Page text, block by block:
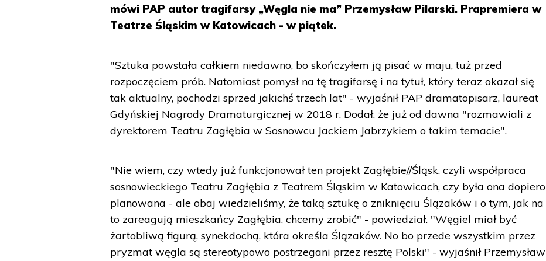
mówi PAP autor tragifarsy „Węgla nie ma” Przemysław Pilarski. Prapremiera w
Teatrze Śląskim w Katowicach - w piątek.
"Sztuka powstała całkiem niedawno, bo skończyłem ją pisać w maju, tuż przed
rozpoczęciem prób. Natomiast pomysł na tę tragifarsę i na tytuł, który teraz okazał się
tak aktualny, pochodzi sprzed jakichś trzech lat" - wyjaśnił PAP dramatopisarz, laureat
Gdyńskiej Nagrody Dramaturgicznej w 2018 r. Dodał, że już od dawna "rozmawiali z
dyrektorem Teatru Zagłębia w Sosnowcu Jackiem Jabrzykiem o takim temacie".
"Nie wiem, czy wtedy już funkcjonował ten projekt Zagłębie//Śląsk, czyli współpraca
sosnowieckiego Teatru Zagłębia z Teatrem Śląskim w Katowicach, czy była ona dopiero
planowana - ale obaj wiedzieliśmy, że taką sztukę o zniknięciu Ślązaków i o tym, jak na
to zareagują mieszkańcy Zagłębia, chcemy zrobić" - powiedział. "Węgiel miał być
żartobliwą figurą, synekdochą, która określa Ślązaków. No bo przede wszystkim przez
pryzmat węgla są stereotypowo postrzegani przez resztę Polski" - wyjaśnił Przemysław